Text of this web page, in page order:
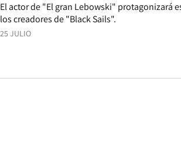
25 JULIO
El actor de "El gran Lebowski" protagonizará
los creadores de "Black Sails".